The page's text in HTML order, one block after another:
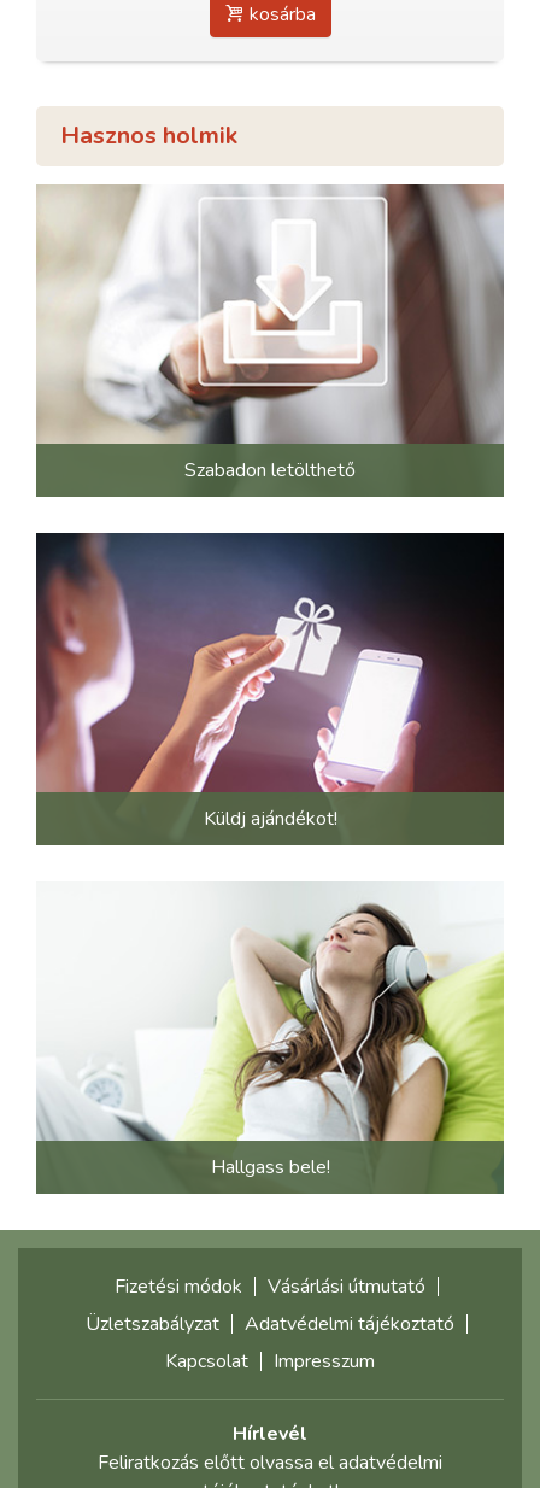
kosárba
Hasznos holmik
Szabadon letölthető
Küldj ajándékot!
Hallgass bele!
Fizetési módok
Vásárlási útmutató
Üzletszabályzat
Adatvédelmi tájékoztató
Kapcsolat
Impresszum
Hírlevél
Feliratkozás előtt olvassa el adatvédelmi